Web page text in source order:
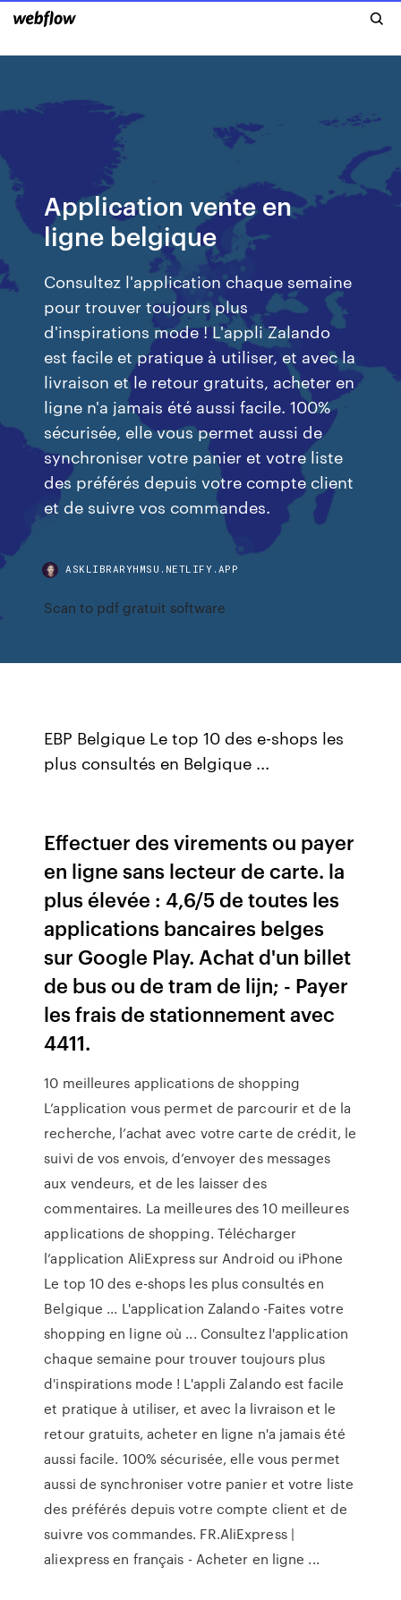
Application vente en
ligne belgique
Consultez l'application chaque semaine
pour trouver toujours plus
d'inspirations mode ! L'appli Zalando
est facile et pratique à utiliser, et avec la
livraison et le retour gratuits, acheter en
ligne n'a jamais été aussi facile. 100%
sécurisée, elle vous permet aussi de
synchroniser votre panier et votre liste
des préférés depuis votre compte client
et de suivre vos commandes.
ASKLIBRARYHMSU.NETLIFY.APP
Scan to pdf gratuit software
EBP Belgique Le top 10 des e-shops les
plus consultés en Belgique ...
Effectuer des virements ou payer
en ligne sans lecteur de carte. la
plus élevée : 4,6/5 de toutes les
applications bancaires belges
sur Google Play. Achat d'un billet
de bus ou de tram de lijn; - Payer
les frais de stationnement avec
4411.
10 meilleures applications de shopping
L’application vous permet de parcourir et de la
recherche, l’achat avec votre carte de crédit, le
suivi de vos envois, d’envoyer des messages
aux vendeurs, et de les laisser des
commentaires. La meilleures des 10 meilleures
applications de shopping. Télécharger
l’application AliExpress sur Android ou iPhone
Le top 10 des e-shops les plus consultés en
Belgique ... L'application Zalando -Faites votre
shopping en ligne où ... Consultez l'application
chaque semaine pour trouver toujours plus
d'inspirations mode ! L'appli Zalando est facile
et pratique à utiliser, et avec la livraison et le
retour gratuits, acheter en ligne n'a jamais été
aussi facile. 100% sécurisée, elle vous permet
aussi de synchroniser votre panier et votre liste
des préférés depuis votre compte client et de
suivre vos commandes. FR.AliExpress |
aliexpress en français - Acheter en ligne ...